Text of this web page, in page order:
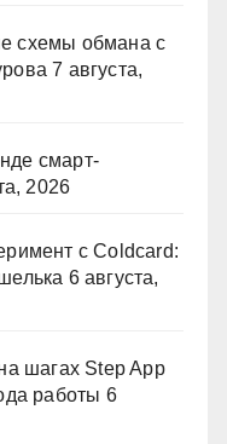
схемы обмана с
7 августа,
смарт-
2026
с Coldcard:
6 августа,
шагах Step App
работы 6